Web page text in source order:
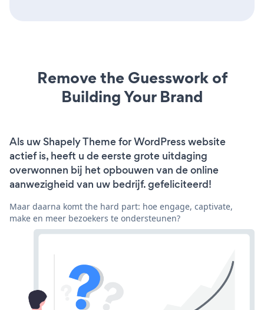
Remove the Guesswork of
Building Your Brand
Als uw Shapely Theme for WordPress website
actief is, heeft u de eerste grote uitdaging
overwonnen bij het opbouwen van de online
aanwezigheid van uw bedrijf. gefeliciteerd!
Maar daarna komt the hard part: hoe engage, captivate,
make en meer bezoekers te ondersteunen?